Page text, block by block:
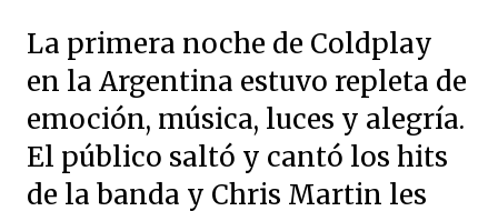
La primera noche de Coldplay
en la Argentina estuvo repleta de
emoción, música, luces y alegría.
El público saltó y cantó los hits
de la banda y Chris Martin les